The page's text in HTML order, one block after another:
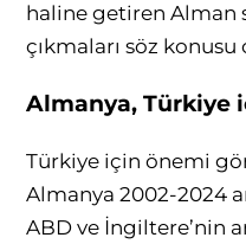
haline getiren Alman
çıkmaları söz konusu
Almanya, Türkiye
Türkiye için önemi
Almanya 2002-2024
ABD ve İngiltere’nin